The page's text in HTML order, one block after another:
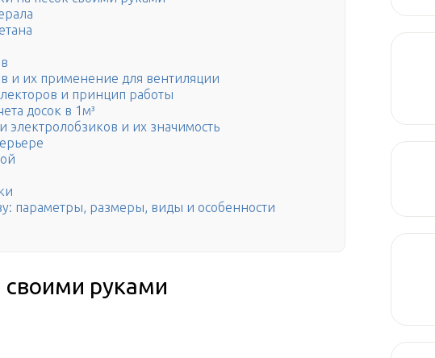
и их применение для вентиляции
и принцип работы
досок в 1м³
и их значимость
параметры, размеры, виды и особенности
руками